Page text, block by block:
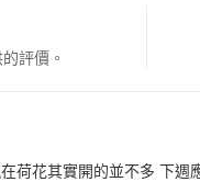
評價。
荷花其實開的並不多 下